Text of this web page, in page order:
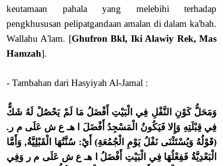
keutamaan pahala yang melebihi terhadap
pengkhususan pelipatgandaan amalan di dalam ka'bah.
Wallahu A'lam. [Ghufron Bkl, Iki Alawiy Rek, Mas
Hamzah].
- Tambahan dari Hasyiyah Al-Jamal :
وَمَحَلُّ كَوْنِ النَّفْلِ فِي الْبَيْتِ أَفْضَلُ مَا لَمْ يَحْصُلْ لَهُ شَكٌّ
فِي قِبْلَتِهِ وَإِلا فَيَكُونُ الْمَسْجِدُ أَفْضَلَ ا هـ ع ش عَلَى م ر.
(قَوْلُهُ وَيُسْتَثْنَى نَفْلُ يَوْمِ الْجُمُعَةِ) أَيْ: سُنَّتُهَا الْقَبْلِيَّةُ, وَأَمَّا
الْبَعْدِيَّةُ فَفِعْلُهَا فِي الْبَيْتِ أَفْضَلُ ا هـ ع ش عَلَى م ر وَفِي